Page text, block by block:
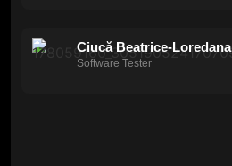
Ciucă Beatrice-Loredana
Software Tester